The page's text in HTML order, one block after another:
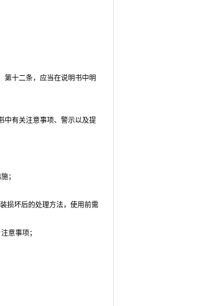
十二条，应当在说明书中明
有关注意事项、警示以及提
；
损坏后的处理方法，使用前需
意事项；